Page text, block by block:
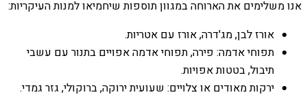
אנו משלימים את הארוחה במגוון תוספות שיחמיאו למנות העיקריות:
אורז לבן, מג'דרה, אורז עם אטריות.
תפוחי אדמה: פירה, תפוחי אדמה אפויים בתנור עם עשבי
תיבול, בטטות אפויות.
ירקות מאודים או צלויים: שעועית ירוקה, ברוקולי, גזר גמדי.